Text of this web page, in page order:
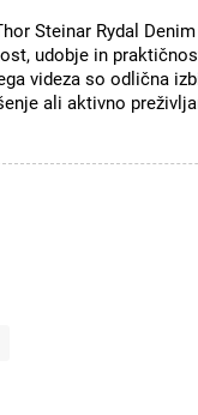
Steinar Rydal
udobje in
videza so odlična
ali aktivno